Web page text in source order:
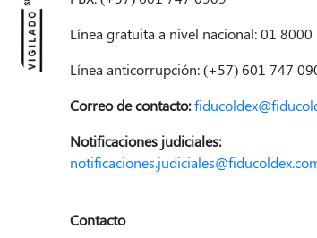
Línea gratuita a nivel nacional: 01 8000
Línea anticorrupción: (+57) 601 747
Correo de contacto:
Notificaciones judiciales:
Contacto